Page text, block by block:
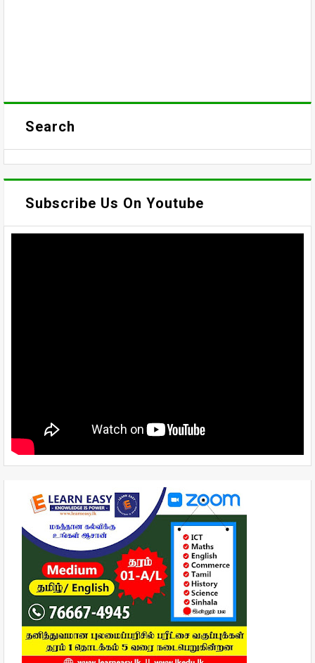
Search
Subscribe Us On Youtube